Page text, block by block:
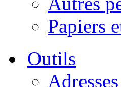
Papiers
Outils